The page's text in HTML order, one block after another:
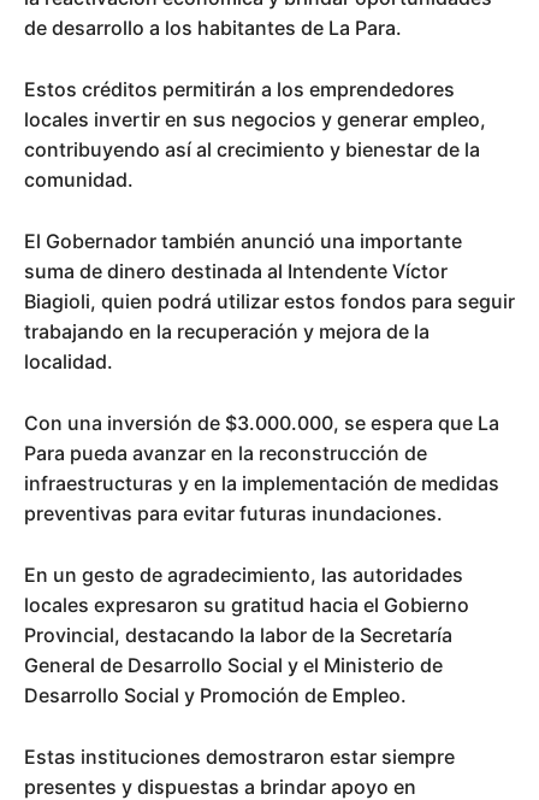
de desarrollo a los habitantes de La Para.
Estos créditos permitirán a los emprendedores
locales invertir en sus negocios y generar empleo,
contribuyendo así al crecimiento y bienestar de la
comunidad.
El Gobernador también anunció una importante
suma de dinero destinada al Intendente Víctor
Biagioli, quien podrá utilizar estos fondos para seguir
trabajando en la recuperación y mejora de la
localidad.
Con una inversión de $3.000.000, se espera que La
Para pueda avanzar en la reconstrucción de
infraestructuras y en la implementación de medidas
preventivas para evitar futuras inundaciones.
En un gesto de agradecimiento, las autoridades
locales expresaron su gratitud hacia el Gobierno
Provincial, destacando la labor de la Secretaría
General de Desarrollo Social y el Ministerio de
Desarrollo Social y Promoción de Empleo.
Estas instituciones demostraron estar siempre
presentes y dispuestas a brindar apoyo en